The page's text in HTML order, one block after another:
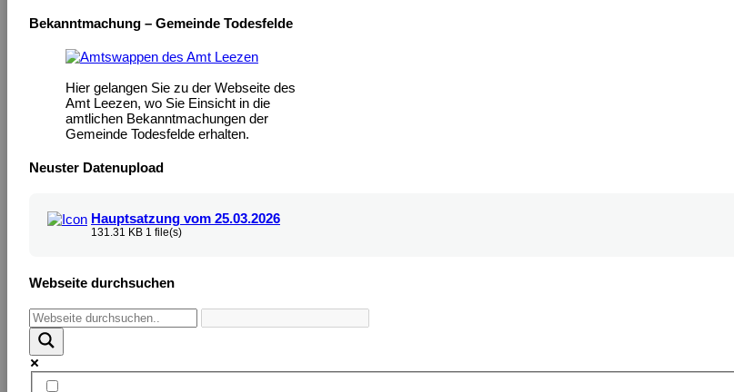
Bekanntmachung – Gemeinde Todesfelde
Hier gelangen Sie zu der Webseite des
Amt Leezen, wo Sie Einsicht in die
amtlichen Bekanntmachungen der
Gemeinde Todesfelde erhalten.
Neuster Datenupload
Hauptsatzung vom 25.03.2026
131.31 KB 1 file(s)
Webseite durchsuchen